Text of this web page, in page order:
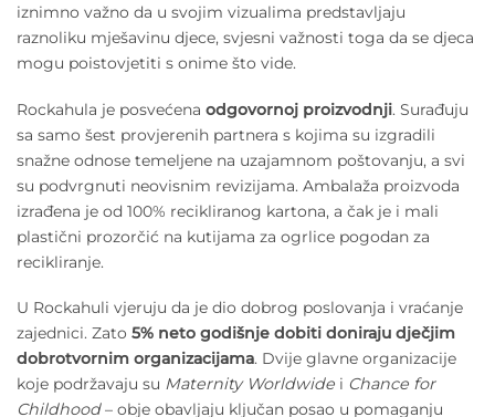
iznimno važno da u svojim vizualima predstavljaju
raznoliku mješavinu djece, svjesni važnosti toga da se djeca
mogu poistovjetiti s onime što vide.
Rockahula je posvećena odgovornoj proizvodnji. Surađuju
sa samo šest provjerenih partnera s kojima su izgradili
snažne odnose temeljene na uzajamnom poštovanju, a svi
su podvrgnuti neovisnim revizijama. Ambalaža proizvoda
izrađena je od 100% recikliranog kartona, a čak je i mali
plastični prozorčić na kutijama za ogrlice pogodan za
recikliranje.
U Rockahuli vjeruju da je dio dobrog poslovanja i vraćanje
zajednici. Zato 5% neto godišnje dobiti doniraju dječjim
dobrotvornim organizacijama. Dvije glavne organizacije
koje podržavaju su Maternity Worldwide i Chance for
Childhood– obje obavljaju ključan posao u pomaganju